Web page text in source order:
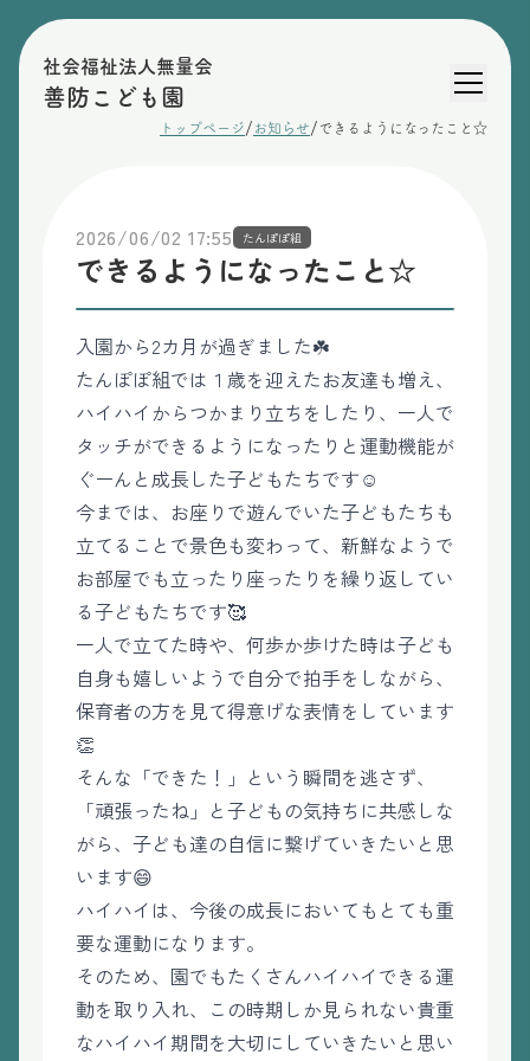
社会福祉法人無量会
善防こども園
トップページ/ お知らせ/ できるようになったこと☆
2026/06/02 17:55 たんぽぽ組
できるようになったこと☆
入園から2カ月が過ぎました☘️
たんぽぽ組では１歳を迎えたお友達も増え、
ハイハイからつかまり立ちをしたり、一人で
タッチができるようになったりと運動機能が
ぐーんと成長した子どもたちです☺️
今までは、お座りで遊んでいた子どもたちも
立てることで景色も変わって、新鮮なようで
お部屋でも立ったり座ったりを繰り返してい
る子どもたちです🥰
一人で立てた時や、何歩か歩けた時は子ども
自身も嬉しいようで自分で拍手をしながら、
保育者の方を見て得意げな表情をしています
👏
そんな「できた！」という瞬間を逃さず、
「頑張ったね」と子どもの気持ちに共感しな
がら、子ども達の自信に繋げていきたいと思
います😄
ハイハイは、今後の成長においてもとても重
要な運動になります。
そのため、園でもたくさんハイハイできる運
動を取り入れ、この時期しか見られない貴重
なハイハイ期間を大切にしていきたいと思い